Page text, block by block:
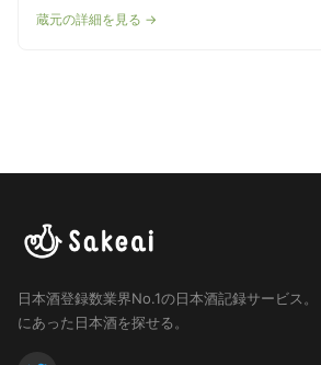
蔵元の詳細を見る →
日本酒登録数業界No.1の日本酒記録サービス。
にあった日本酒を探せる。